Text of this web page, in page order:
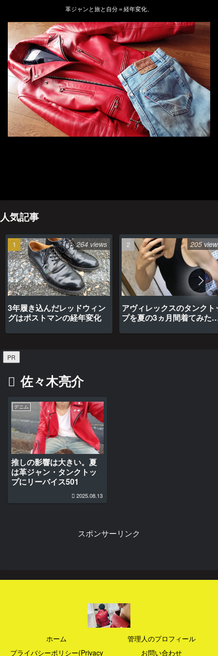
革ジャンと旅と自分＝経年変化、
人気記事
3年履き込んだレッドウィン
グはポストマンの経年変化
264 views
アヴィレックスのタンクト
プを夏の3ヵ月間着てみた
205
PR
佐々木亮介
デニム
推しの影響は大きい。夏
は革ジャン・タンクトッ
プにリーバイス501
2025.08.13
スポンサーリンク
ホーム
管理人のプロフィール
プライバシーポリシー(Privacy
お問い合わせ